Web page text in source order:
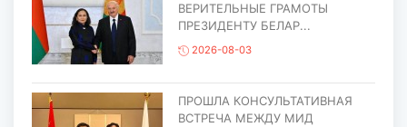
ВЕРИТЕЛЬНЫЕ ГРАМОТЫ
ПРЕЗИДЕНТУ БЕЛАР...
2026-08-03
ПРОШЛА КОНСУЛЬТАТИВНАЯ
ВСТРЕЧА МЕЖДУ МИД